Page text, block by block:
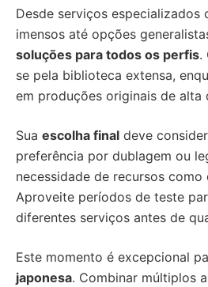
Desde serviços especializados
imensos até opções
soluções para todos os perfis.
se pela biblioteca extensa,
em produções originais de alta
Sua escolha final deve
preferência por dublagem ou
necessidade de recursos
Aproveite períodos de teste
diferentes serviços antes de
Este momento é excepcional
japonesa. Combinar múltiplos